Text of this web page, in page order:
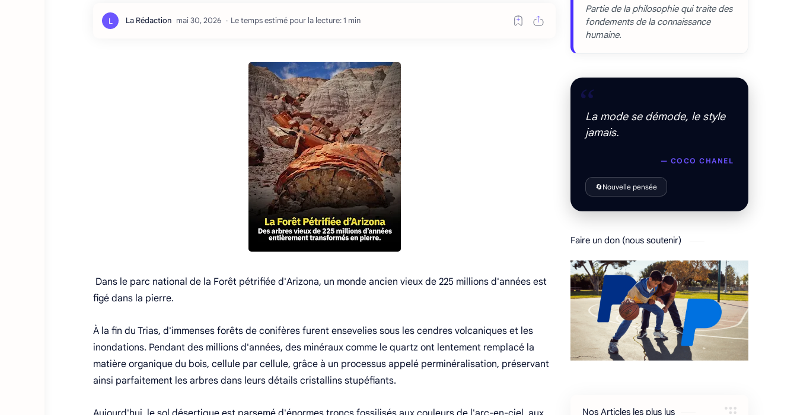
Le temps estimé pour la lecture: 1 min
Dans le parc national de la Forêt pétrifiée d'Arizona, un monde ancien vieux de 225 millions d'années est
figé dans la pierre.
À la fin du Trias, d'immenses forêts de conifères furent ensevelies sous les cendres volcaniques et les
inondations. Pendant des millions d'années, des minéraux comme le quartz ont lentement remplacé la
matière organique du bois, cellule par cellule, grâce à un processus appelé perminéralisation, préservant
ainsi parfaitement les arbres dans leurs détails cristallins stupéfiants.
Partie de la philosophie qui traite des
fondements de la connaissance
humaine.
“
La mode se démode, le style
jamais.
— COCO CHANEL
🔄Nouvelle pensée
Faire un don (nous soutenir)
Nos Articles les plus lus